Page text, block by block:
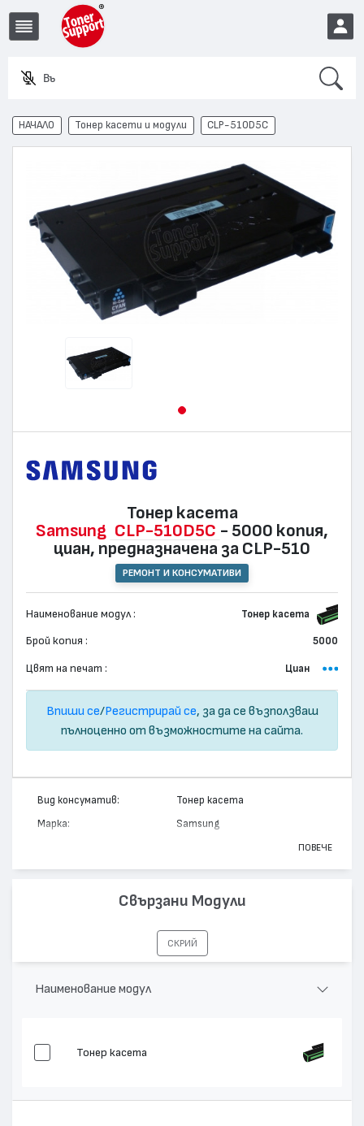
Въведет
EUR
НАЧАЛО Тонер касети и модули CLP-510D5C
Тонер касета
Samsung CLP-510D5C - 5000 копия,
циан, предназначена за CLP-510
РЕМОНТ И КОНСУМАТИВИ
Наименование модул : Тонер касета
Брой копия : 5000
Цвят на печат : Циан
Впиши се/Регистрирай се, за да се възползваш
пълноценно от възможностите на сайта.
Вид консуматив: Тонер касета
Марка: Samsung
Цвят: Циан
5000
ПОВЕЧЕ
Свързани Модули
СКРИЙ
Наименование модул
Тонер касета